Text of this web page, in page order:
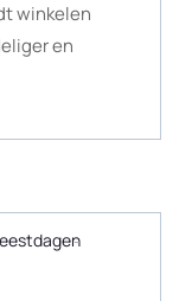
winkelen
en